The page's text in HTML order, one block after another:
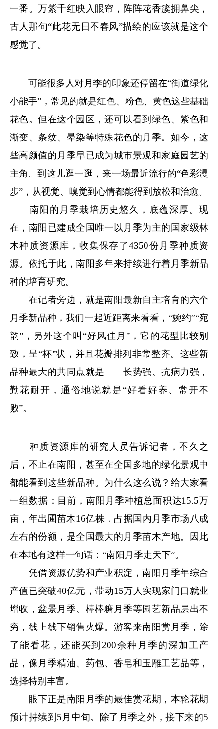
一番。万紫千红映入眼帘，阵阵花香簇拥鼻尖，
古人那句“此花无日不春风”描绘的应该就是这个
感觉了。
可能很多人对月季的印象还停留在“街道绿化
小能手”，常见的就是红色、粉色、黄色这些基础
花色。但在这个园区，还可以看到绿色、紫色和
渐变、条纹、晕染等特殊花色的月季。如今，这
些高颜值的月季早已成为城市景观和家庭园艺的
主角。到这儿逛一逛，来一场最近流行的“色彩漫
步”，从视觉、嗅觉到心情都能得到放松和治愈。
南阳的月季栽培历史悠久，底蕴深厚。现
在，南阳已建成全国唯一以月季为主的国家级林
木种质资源库，收集保存了4350份月季种质资
源。依托于此，南阳多年来持续进行着月季新品
种的培育研究。
在记者旁边，就是南阳最新自主培育的六个
月季新品种，我们一起近距离来看看，“婉约”“宛
韵”，另外这个叫“好风佳月”，它的花型比较别
致，呈“杯”状，并且花瓣排列非常整齐。这些新
品种最大的共同点就是——长势强、抗病力强，
勤花耐开，通俗地说就是“好看好养、常开不
败”。
种质资源库的研究人员告诉记者，不久之
后，不止在南阳，甚至在全国多地的绿化景观中
都能看到这些新品种。为什么这么说？给大家看
一组数据：目前，南阳月季种植总面积达15.5万
亩，年出圃苗木16亿株，占据国内月季市场八成
左右的份额，是全国最大的月季苗木产地。因此
在本地有这样一句话：“南阳月季走天下”。
凭借资源优势和产业积淀，南阳月季年综合
产值已突破40亿元，带动15万人实现家门口就业
增收，盆景月季、棒棒糖月季等园艺新品层出不
穷，线上线下销售火爆。游客来南阳赏月季，除
了能看花，还能买到200余种月季的深加工产
品，像月季精油、药包、香皂和玉雕工艺品等，
选择特别丰富。
眼下正是南阳月季的最佳赏花期，本轮花期
预计持续到5月中旬。除了月季之外，接下来的5